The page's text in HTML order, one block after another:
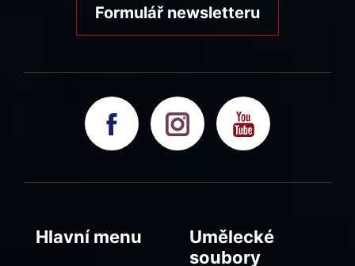
Formulář newsletteru
Hlavní menu
Umělecké
soubory